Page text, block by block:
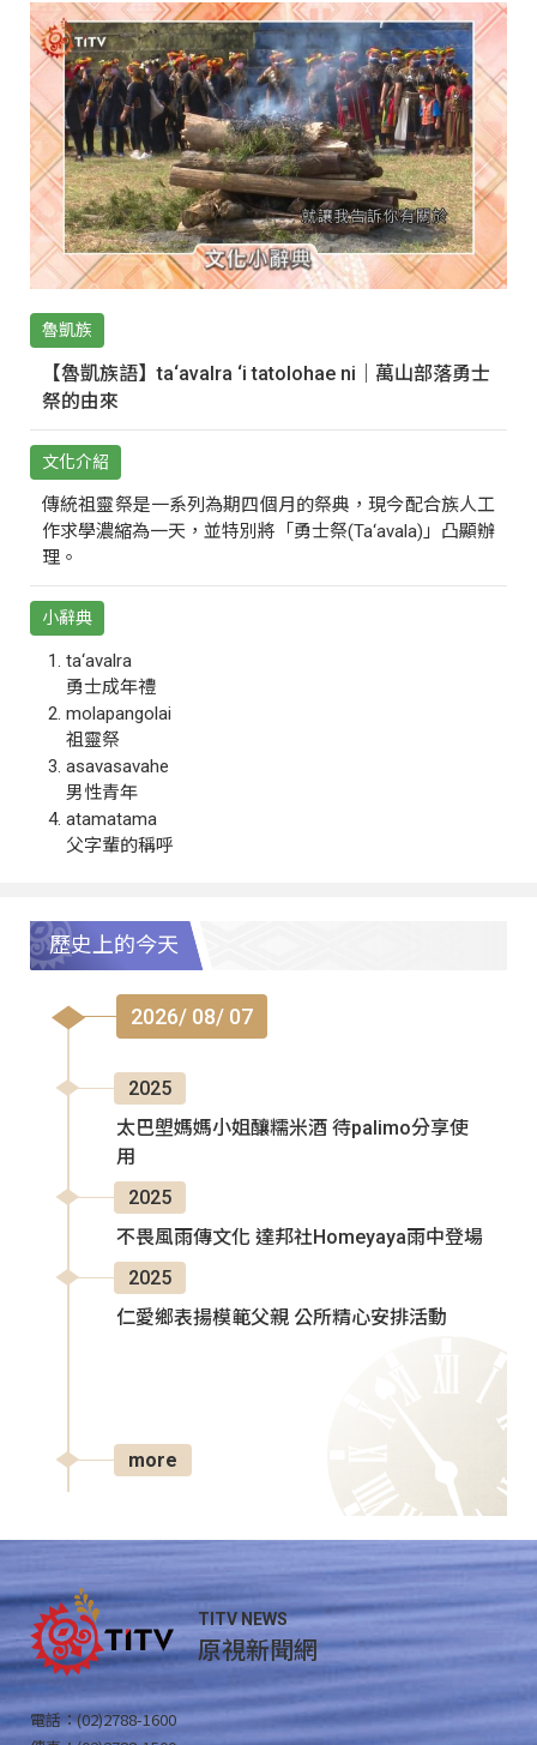
魯凱族
【魯凱族語】ta‘avalra ‘i tatolohae ni｜萬山部落勇士
祭的由來
文化介紹
傳統祖靈祭是一系列為期四個月的祭典，現今配合族人工
作求學濃縮為一天，並特別將「勇士祭(Ta‘avala)」凸顯辦
理。
小辭典
ta‘avalra
勇士成年禮
molapangolai
祖靈祭
asavasavahe
男性青年
atamatama
父字輩的稱呼
歷史上的今天
2026/ 08/ 07
2025
太巴塱媽媽小姐釀糯米酒 待palimo分享使
用
2025
不畏風雨傳文化 達邦社Homeyaya雨中登場
2025
仁愛鄉表揚模範父親 公所精心安排活動
more
TITV NEWS
原視新聞網
電話：(02)2788-1600